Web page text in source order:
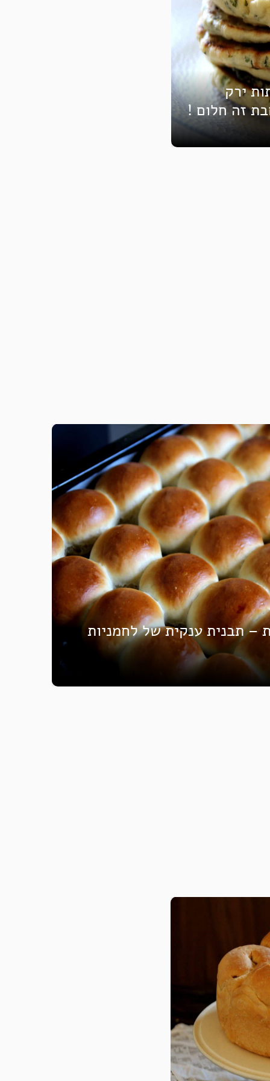
ירק
זה חלום !
– תבנית ענקית של לחמניות